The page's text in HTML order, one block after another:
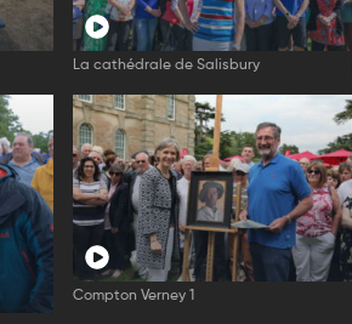
La cathédrale de Salisbury
Compton Verney 1